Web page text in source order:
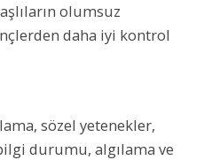
olumsuz
daha iyi kontrol
sözel yetenekler,
durumu, algılama ve